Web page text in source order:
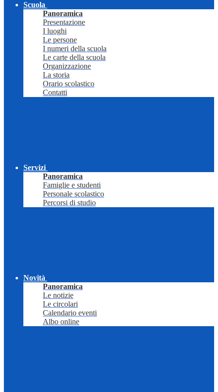
Scuola
Panoramica
Presentazione
I luoghi
Le persone
I numeri della scuola
Le carte della scuola
Organizzazione
La storia
Orario scolastico
Contatti
Servizi
Panoramica
Famiglie e studenti
Personale scolastico
Percorsi di studio
Novità
Panoramica
Le notizie
Le circolari
Calendario eventi
Albo online